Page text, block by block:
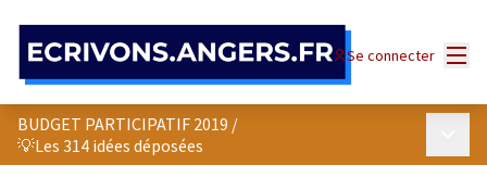
Se connecter
BUDGET PARTICIPATIF 2019 /
💡Les 314 idées déposées